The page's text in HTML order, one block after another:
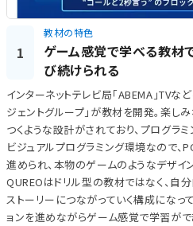
1
教材の特色
ゲーム感覚で学べる教材
び続けられる
インターネットテレビ局「ABEMA」TV
ジェントグループ」が教材を開発。楽し
つくような設計がされており、プログラ
ビジュアルプログラミング環境なので
進められ、本物のゲームのようなデザイ
QUREOはドリル型の教材ではなく、自
ストーリーにつながっていく構成になっ
ョンを進めながらゲーム感覚で学習がで